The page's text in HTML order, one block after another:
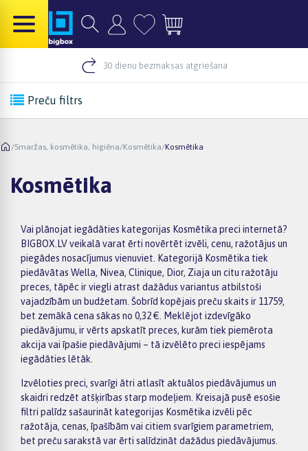
30 dienu bezmaksas atgriešana
Preču filtrs
/Smaržas, kosmētika, higiēna/Kosmētika/Kosmētika
Kosmētika
Vai plānojat iegādāties kategorijas Kosmētika preci internetā?
BIGBOX.LV veikalā varat ērti novērtēt izvēli, cenu, ražotājus un
piegādes nosacījumus vienuviet. Kategorijā Kosmētika tiek
piedāvātas Wella, Nivea, Clinique, Dior, Ziaja un citu ražotāju
preces, tāpēc ir viegli atrast dažādus variantus atbilstoši
vajadzībām un budžetam. Šobrīd kopējais preču skaits ir 11759,
bet zemākā cena sākas no 0,32 €. Meklējot izdevīgāko
piedāvājumu, ir vērts apskatīt preces, kurām tiek piemērota
akcija vai īpašie piedāvājumi – tā izvēlēto preci iespējams
iegādāties lētāk.
Izvēloties preci, svarīgi ātri atlasīt aktuālos piedāvājumus un
skaidri redzēt atšķirības starp modeļiem. Kreisajā pusē esošie
filtri palīdz sašaurināt kategorijas Kosmētika izvēli pēc
ražotāja, cenas, īpašībām vai citiem svarīgiem parametriem,
bet preču sarakstā var ērti salīdzināt dažādus piedāvājumus.